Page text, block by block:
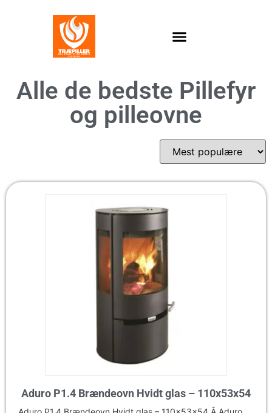
Alle de bedste Pillefyr
og pilleovne
Aduro P1.4 Brændeovn Hvidt glas – 110x53x54